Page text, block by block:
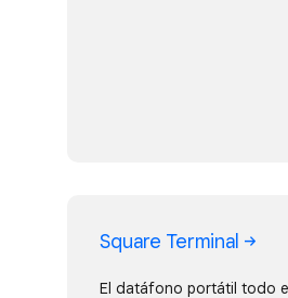
Square Terminal
El datáfono portátil todo